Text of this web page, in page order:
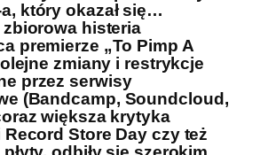
który okazał się…
histeria
premierze „To Pimp A
zmiany i restrykcje
przez serwisy
(Bandcamp, Soundcloud,
większa krytyka
Record Store Day czy też